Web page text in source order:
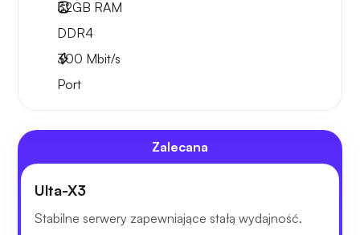
32GB RAM
DDR4
300 Mbit/s
Port
Zalecana
Ulta-X3
Stabilne serwery zapewniające stałą wydajność.